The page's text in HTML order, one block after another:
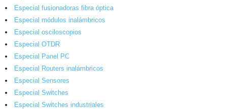
Especial fusionadoras fibra óptica
Especial módulos inalámbricos
Especial osciloscopios
Especial OTDR
Especial Panel PC
Especial Routers inalámbricos
Especial Sensores
Especial Switches
Especial Switches industriales